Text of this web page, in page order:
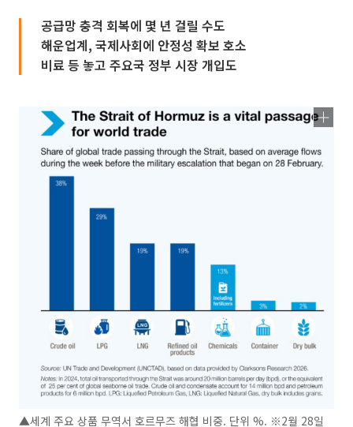
공급망 충격 회복에 몇 년 걸릴 수도
해운업계, 국제사회에 안정성 확보 호소
비료 등 놓고 주요국 정부 시장 개입도
▲세계 주요 상품 무역서 호르무즈 해협 비중. 단위 %. ※2월 28일